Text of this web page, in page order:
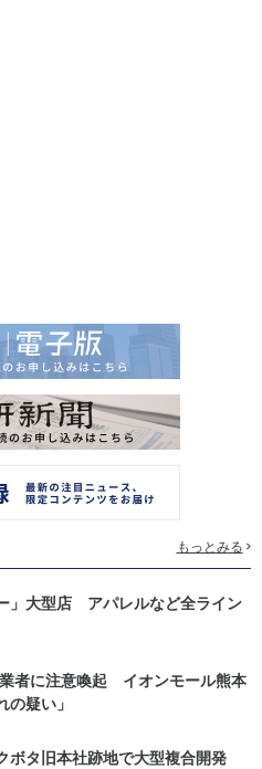
もっとみる
」大型店 アパレルなど全ライン
業者に注意喚起 イオンモール熊本
疑い」
タ旧本社跡地で大型複合開発